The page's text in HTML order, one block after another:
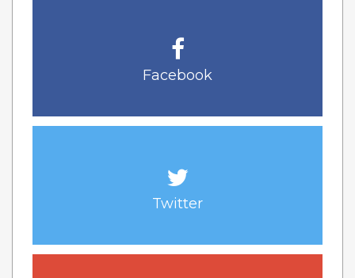
Facebook
Twitter